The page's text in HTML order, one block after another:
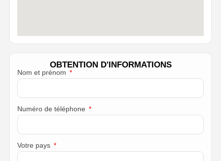
OBTENTION D'INFORMATIONS
Nom et prénom
Numéro de téléphone
Votre pays